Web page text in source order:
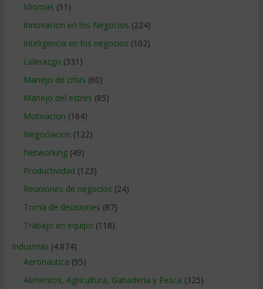
Idiomas (51)
Innovacion en los Negocios (224)
Inteligencia en los negocios (102)
Liderazgo (331)
Manejo de crisis (60)
Manejo del estrés (85)
Motivacion (164)
Negociacion (122)
Networking(49)
Productividad (123)
Reuniones de negocios (24)
Toma de decisiones (87)
Trabajo en equipo (118)
Industrias (4.874)
Aeronautica (95)
Alimentos, Agricultura, Ganaderia y Pesca (325)